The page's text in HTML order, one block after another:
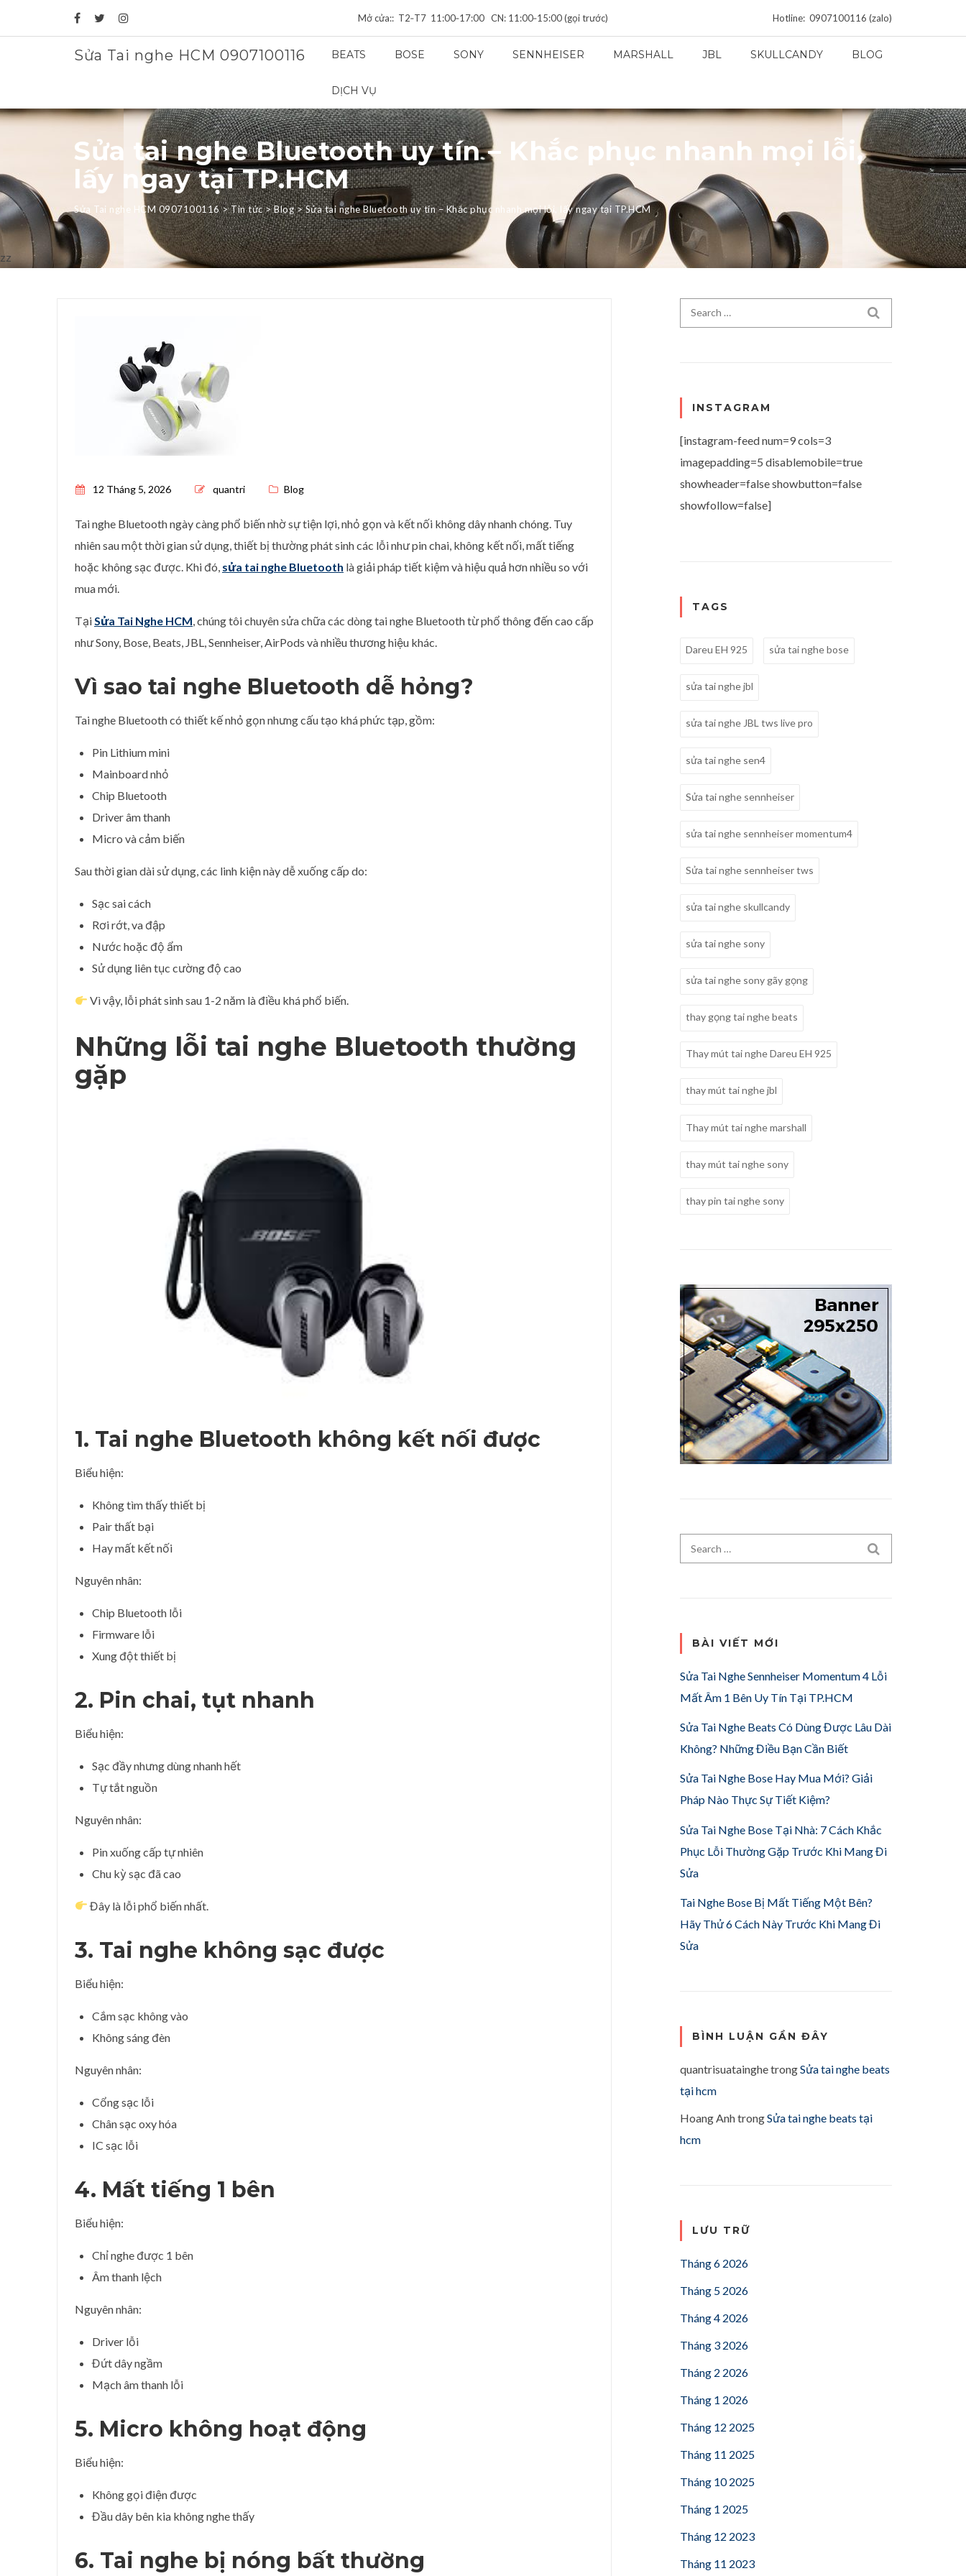
Mở cửa:: T2‑T7 11:00‑17:00 CN: 11:00‑15:00 (gọi trước) Hotline: 0907100116 (zalo)
Sửa Tai nghe HCM 0907100116 BEATS BOSE SONY SENNHEISER MARSHALL JBL SKULLCANDY BLOG
DỊCH VỤ
Sửa tai nghe Bluetooth uy tín – Khắc phục nhanh mọi lỗi,
lấy ngay tại TP.HCM
Sửa Tai nghe HCM 0907100116>Tin tức>Blog>Sửa tai nghe Bluetooth uy tín – Khắc phục nhanh mọi lỗi, lấy ngay tại TP.HCM
zz
Posted on
12 Tháng 5, 2026 quantri Blog
Tai nghe Bluetooth ngày càng phổ biến nhờ sự tiện lợi, nhỏ gọn và kết nối không dây nhanh chóng. Tuy
nhiên sau một thời gian sử dụng, thiết bị thường phát sinh các lỗi như pin chai, không kết nối, mất tiếng
hoặc không sạc được. Khi đó, sửa tai nghe Bluetooth là giải pháp tiết kiệm và hiệu quả hơn nhiều so với
mua mới.
TạiSửa Tai Nghe HCM, chúng tôi chuyên sửa chữa các dòng tai nghe Bluetooth từ phổ thông đến cao cấp
như Sony, Bose, Beats, JBL, Sennheiser, AirPods và nhiều thương hiệu khác.
Vì sao tai nghe Bluetooth dễ hỏng?
Tai nghe Bluetooth có thiết kế nhỏ gọn nhưng cấu tạo khá phức tạp, gồm:
Pin Lithium mini
Mainboard nhỏ
Chip Bluetooth
Driver âm thanh
Micro và cảm biến
Sau thời gian dài sử dụng, các linh kiện này dễ xuống cấp do:
Sạc sai cách
Rơi rớt, va đập
Nước hoặc độ ẩm
Sử dụng liên tục cường độ cao
Vì vậy, lỗi phát sinh sau 1-2 năm là điều khá phổ biến.
Những lỗi tai nghe Bluetooth thường
gặp
1. Tai nghe Bluetooth không kết nối được
Biểu hiện:
Không tìm thấy thiết bị
Pair thất bại
Hay mất kết nối
Nguyên nhân:
Chip Bluetooth lỗi
Firmware lỗi
Xung đột thiết bị
2. Pin chai, tụt nhanh
Biểu hiện:
Sạc đầy nhưng dùng nhanh hết
Tự tắt nguồn
Nguyên nhân:
Pin xuống cấp tự nhiên
Chu kỳ sạc đã cao
Đây là lỗi phổ biến nhất.
3. Tai nghe không sạc được
Biểu hiện:
Cắm sạc không vào
Không sáng đèn
Nguyên nhân:
Cổng sạc lỗi
Chân sạc oxy hóa
IC sạc lỗi
4. Mất tiếng 1 bên
Biểu hiện:
Chỉ nghe được 1 bên
Âm thanh lệch
Nguyên nhân:
Driver lỗi
Đứt dây ngầm
Mạch âm thanh lỗi
5. Micro không hoạt động
Biểu hiện:
Không gọi điện được
Đầu dây bên kia không nghe thấy
6. Tai nghe bị nóng bất thường
Search for:
INSTAGRAM
[instagram-feed num=9 cols=3
imagepadding=5 disablemobile=true
showheader=false showbutton=false
showfollow=false]
TAGS
Dareu EH 925 sửa tai nghe bose
sửa tai nghe jbl
sửa tai nghe JBL tws live pro
sửa tai nghe sen4
Sửa tai nghe sennheiser
sửa tai nghe sennheiser momentum4
Sửa tai nghe sennheiser tws
sửa tai nghe skullcandy
sửa tai nghe sony
sửa tai nghe sony gãy gọng
thay gọng tai nghe beats
Thay mút tai nghe Dareu EH 925
thay mút tai nghe jbl
Thay mút tai nghe marshall
thay mút tai nghe sony
thay pin tai nghe sony
Search for:
BÀI VIẾT MỚI
Sửa Tai Nghe Sennheiser Momentum 4 Lỗi
Mất Âm 1 Bên Uy Tín Tại TP.HCM
Sửa Tai Nghe Beats Có Dùng Được Lâu Dài
Không? Những Điều Bạn Cần Biết
Sửa Tai Nghe Bose Hay Mua Mới? Giải
Pháp Nào Thực Sự Tiết Kiệm?
Sửa Tai Nghe Bose Tại Nhà: 7 Cách Khắc
Phục Lỗi Thường Gặp Trước Khi Mang Đi
Sửa
Tai Nghe Bose Bị Mất Tiếng Một Bên?
Hãy Thử 6 Cách Này Trước Khi Mang Đi
Sửa
BÌNH LUẬN GẦN ĐÂY
quantrisuatainghetrongSửa tai nghe beats
tại hcm
Hoang AnhtrongSửa tai nghe beats tại
hcm
LƯU TRỮ
Tháng 6 2026
Tháng 5 2026
Tháng 4 2026
Tháng 3 2026
Tháng 2 2026
Tháng 1 2026
Tháng 12 2025
Tháng 11 2025
Tháng 10 2025
Tháng 1 2025
Tháng 12 2023
Tháng 11 2023